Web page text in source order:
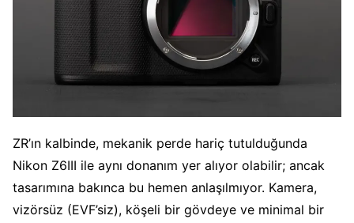
ZR’ın kalbinde, mekanik perde hariç tutulduğunda
Nikon Z6III ile aynı donanım yer alıyor olabilir; ancak
tasarımına bakınca bu hemen anlaşılmıyor. Kamera,
vizörsüz (EVF’siz), köşeli bir gövdeye ve minimal bir